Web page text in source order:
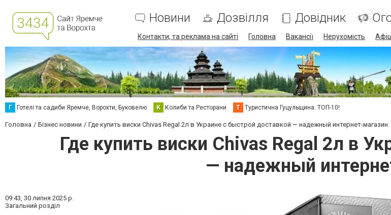
Новини Дозвілля Довідник
Контакти, та реклама на сайті Головна Вакансії Нерухомість
Г Готелі та садиби Яремче, Ворохти, Буковелю К Колиби та Ресторани Т Туристична Гуцульщина. ТОП-10!
Головна Бізнес новини Где купить виски Chivas Regal 2л в Украине с быстрой доставкой — надежный интернет-магазин
Где купить виски Chivas Regal 2л в
— надежный
09:43, 30 липня 2025 р.
Загальний розділ